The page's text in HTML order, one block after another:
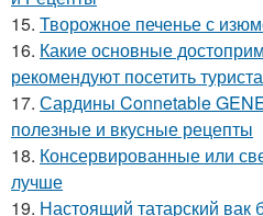
15. Творожное печенье с
16. Какие основные
рекомендуют посетить
17. Сардины Connetable
полезные и вкусные рецепты
18. Консервированные или
лучше
19. Настоящий татарский вак